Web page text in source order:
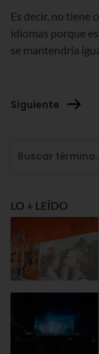
Es decir, no tiene
idiomas porque
se mantendría
Siguiente
LO + LEÍDO